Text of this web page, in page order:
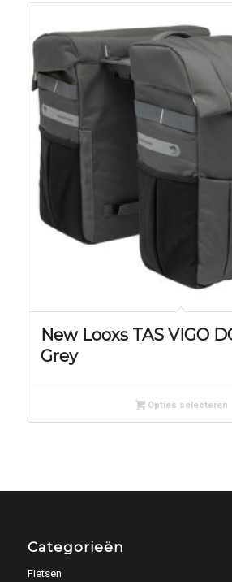
New Looxs TAS VIGO
Grey
Opties selecteren
Categorieën
Fietsen